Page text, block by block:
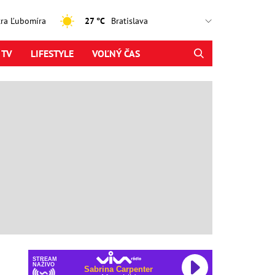
Ľubomíra 27 °C
LIFESTYLE VOĽNÝ ČAS
STREAM
NAŽIVO
Sabrina Carpenter